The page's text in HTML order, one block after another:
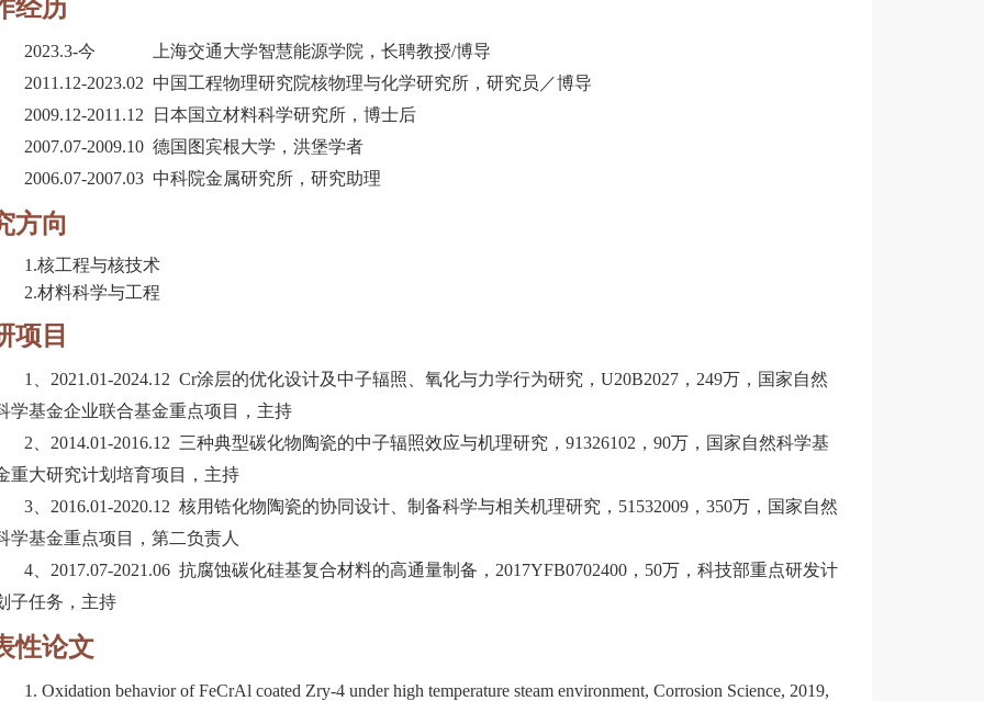
经历
2023.3-今 上海交通大学智慧能源学院，长聘教授/博导
2011.12-2023.02 中国工程物理研究院核物理与化学研究所，研究员／博导
2009.12-2011.12 日本国立材料科学研究所，博士后
2007.07-2009.10 德国图宾根大学，洪堡学者
2006.07-2007.03 中科院金属研究所，研究助理
方向
1.核工程与核技术
2.材料科学与工程
项目
1、2021.01-2024.12 Cr涂层的优化设计及中子辐照、氧化与力学行为研究，U20B2027，249万，国家自然
学基金企业联合基金重点项目，主持
2、2014.01-2016.12 三种典型碳化物陶瓷的中子辐照效应与机理研究，91326102，90万，国家自然科学基
重大研究计划培育项目，主持
3、2016.01-2020.12 核用锆化物陶瓷的协同设计、制备科学与相关机理研究，51532009，350万，国家自然
学基金重点项目，第二负责人
4、2017.07-2021.06 抗腐蚀碳化硅基复合材料的高通量制备，2017YFB0702400，50万，科技部重点研发计
子任务，主持
性论文
1. Oxidation behavior of FeCrAl coated Zry-4 under high temperature steam environment, Corrosion Science, 2019,